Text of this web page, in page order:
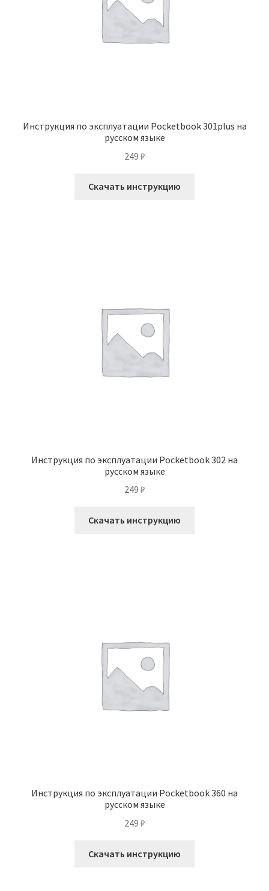
Инструкция по эксплуатации Pocketbook 301plus на
русском языке
249 ₽
Скачать инструкцию
Инструкция по эксплуатации Pocketbook 302 на
русском языке
249 ₽
Скачать инструкцию
Инструкция по эксплуатации Pocketbook 360 на
русском языке
249 ₽
Скачать инструкцию